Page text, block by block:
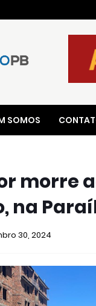
SOMOS
morre
na
30, 2024